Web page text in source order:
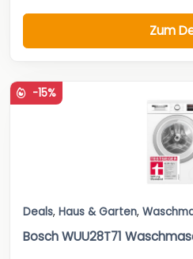
Zum
-15%
Deals, Haus & Garten,
Bosch WUU28T71